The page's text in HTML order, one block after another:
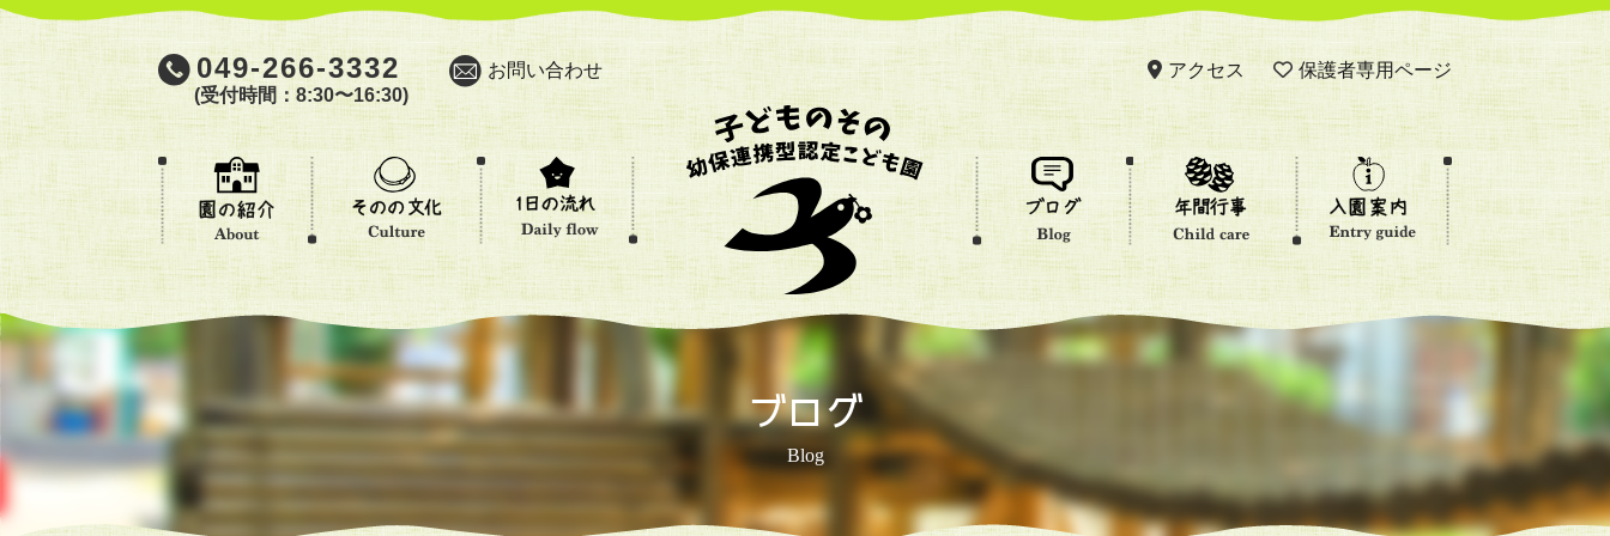
049-266-3332
(受付時間：8:30〜16:30)
お問い合わせ アクセス 保護者専用ページ
ブログ
Blog